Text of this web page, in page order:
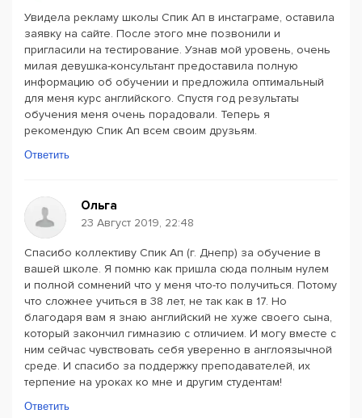
Увидела рекламу школы Спик Ап в инстаграме, оставила
заявку на сайте. После этого мне позвонили и
пригласили на тестирование. Узнав мой уровень, очень
милая девушка-консультант предоставила полную
информацию об обучении и предложила оптимальный
для меня курс английского. Спустя год результаты
обучения меня очень порадовали. Теперь я
рекомендую Спик Ап всем своим друзьям.
Ответить
Ольга
23 Август 2019, 22:48
Спасибо коллективу Спик Ап (г. Днепр) за обучение в
вашей школе. Я помню как пришла сюда полным нулем
и полной сомнений что у меня что-то получиться. Потому
что сложнее учиться в 38 лет, не так как в 17. Но
благодаря вам я знаю английский не хуже своего сына,
который закончил гимназию с отличием. И могу вместе с
ним сейчас чувствовать себя уверенно в англоязычной
среде. И спасибо за поддержку преподавателей, их
терпение на уроках ко мне и другим студентам!
Ответить